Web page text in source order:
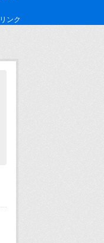
リンク